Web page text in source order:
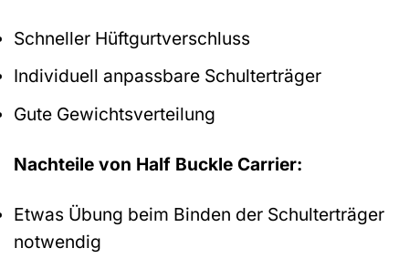
Schneller Hüftgurtverschluss
Individuell anpassbare Schulterträger
Gute Gewichtsverteilung
Nachteile von Half Buckle Carrier:
Etwas Übung beim Binden der Schulterträger
notwendig